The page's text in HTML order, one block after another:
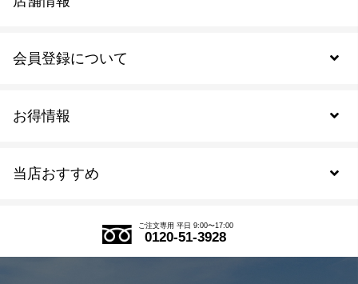
当店おすすめ
式部の香りシリーズ
お得情報
会員登録について
会員規約について
ご注文専用 平日 9:00〜17:00
0120-51-3928